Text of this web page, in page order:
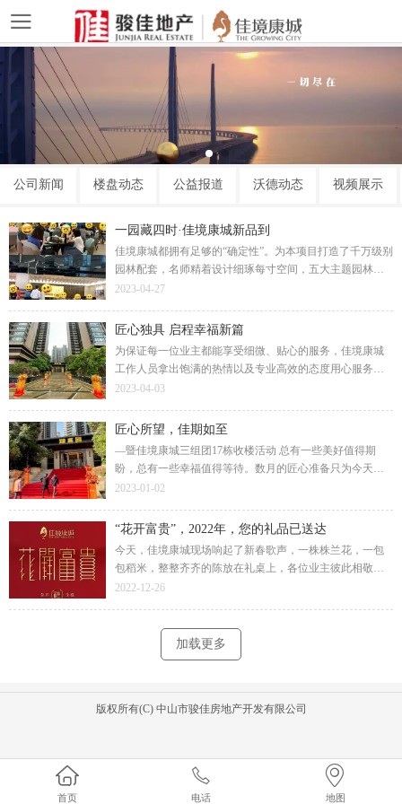
公司新闻 楼盘动态 公益报道 沃德动态 视频展示
一园藏四时·佳境康城新品到
佳境康城都拥有足够的“确定性”。为本项目打造了千万级别
园林配套，名师精着设计细琢每寸空间，五大主题园林尊
享墅级园景，更有尊贵独享室内外恒温双泳池，品质物业
2023-04-27
匠心独具 启程幸福新篇
为保证每一位业主都能享受细微、贴心的服务，佳境康城
工作人员拿出饱满的热情以及专业高效的态度用心服务客
户。幸福气息与春天新绿铺满回家的路，让业主尽情享受
2023-04-03
匠心所望，佳期如至
—暨佳境康城三组团17栋收楼活动 总有一些美好值得期
盼，总有一些幸福值得等待。数月的匠心准备只为今天向
业主道一声：“您好，欢迎回家！”终于在12月31日，2022年
2023-01-02
“花开富贵”，2022年，您的礼品已送达
今天，佳境康城现场响起了新春歌声，一株株兰花，一包
包稻米，整整齐齐的陈放在礼桌上，各位业主彼此相敬如
宾，排队而行，领取佳境康城送上的新春祝福。物料是房
2022-12-26
加载更多
版权所有(C) 中山市骏佳房地产开发有限公司
首页 电话 地图